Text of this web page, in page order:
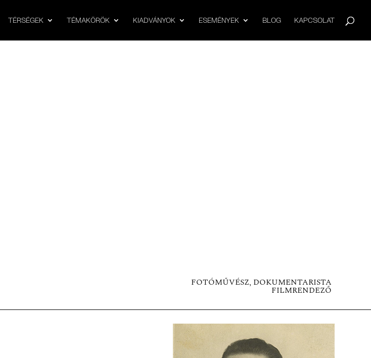
TÉRSÉGEK TÉMAKÖRÖK KIADVÁNYOK ESEMÉNYEK BLOG KAPCSOLAT
FOTÓMŰVÉSZ, DOKUMENTARISTA
FILMRENDEZŐ